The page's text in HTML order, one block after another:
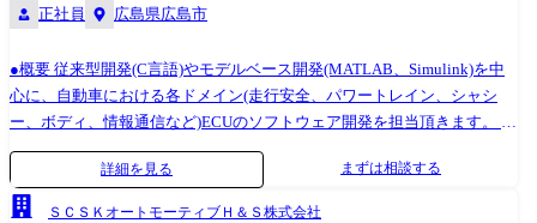
ントなど、キャリアについても幅広く選択頂く事が可能です。
正社員 広島県広島市
●概要 従来型開発(C言語)やモデルベース開発(MATLAB、Simulink)を中
心に、自動車における各ドメイン(走行安全、パワートレイン、シャシ
ー、ボディ、情報通信など)ECUのソフトウェア開発を担当頂きます。 今
回は、組織の技術力向上や多くの案件を対応するための増員募集です。
●業務の特徴 移動の進化に合わせ、自動車メーカー(OEM)や自動車部品
メーカー(サプライヤ)が開発する自動運転や電動化技術など先端技術のソ
詳細を見る まずは相談する
ＳＣＳＫオートモーティブＨ＆Ｓ株式会社